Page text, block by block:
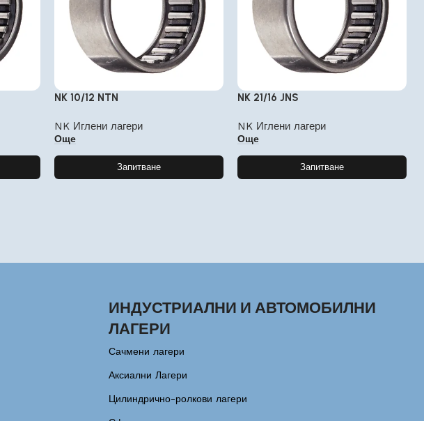
NK 10/12 NTN
NK Иглени лагери
Още
Запитване
NK 21/16 JNS
NK Иглени лагери
Още
Запитване
ИНДУСТРИАЛНИ И АВТОМОБИЛНИ
ЛАГЕРИ
Сачмени лагери
Аксиални Лагери
Цилиндрично-ролкови лагери